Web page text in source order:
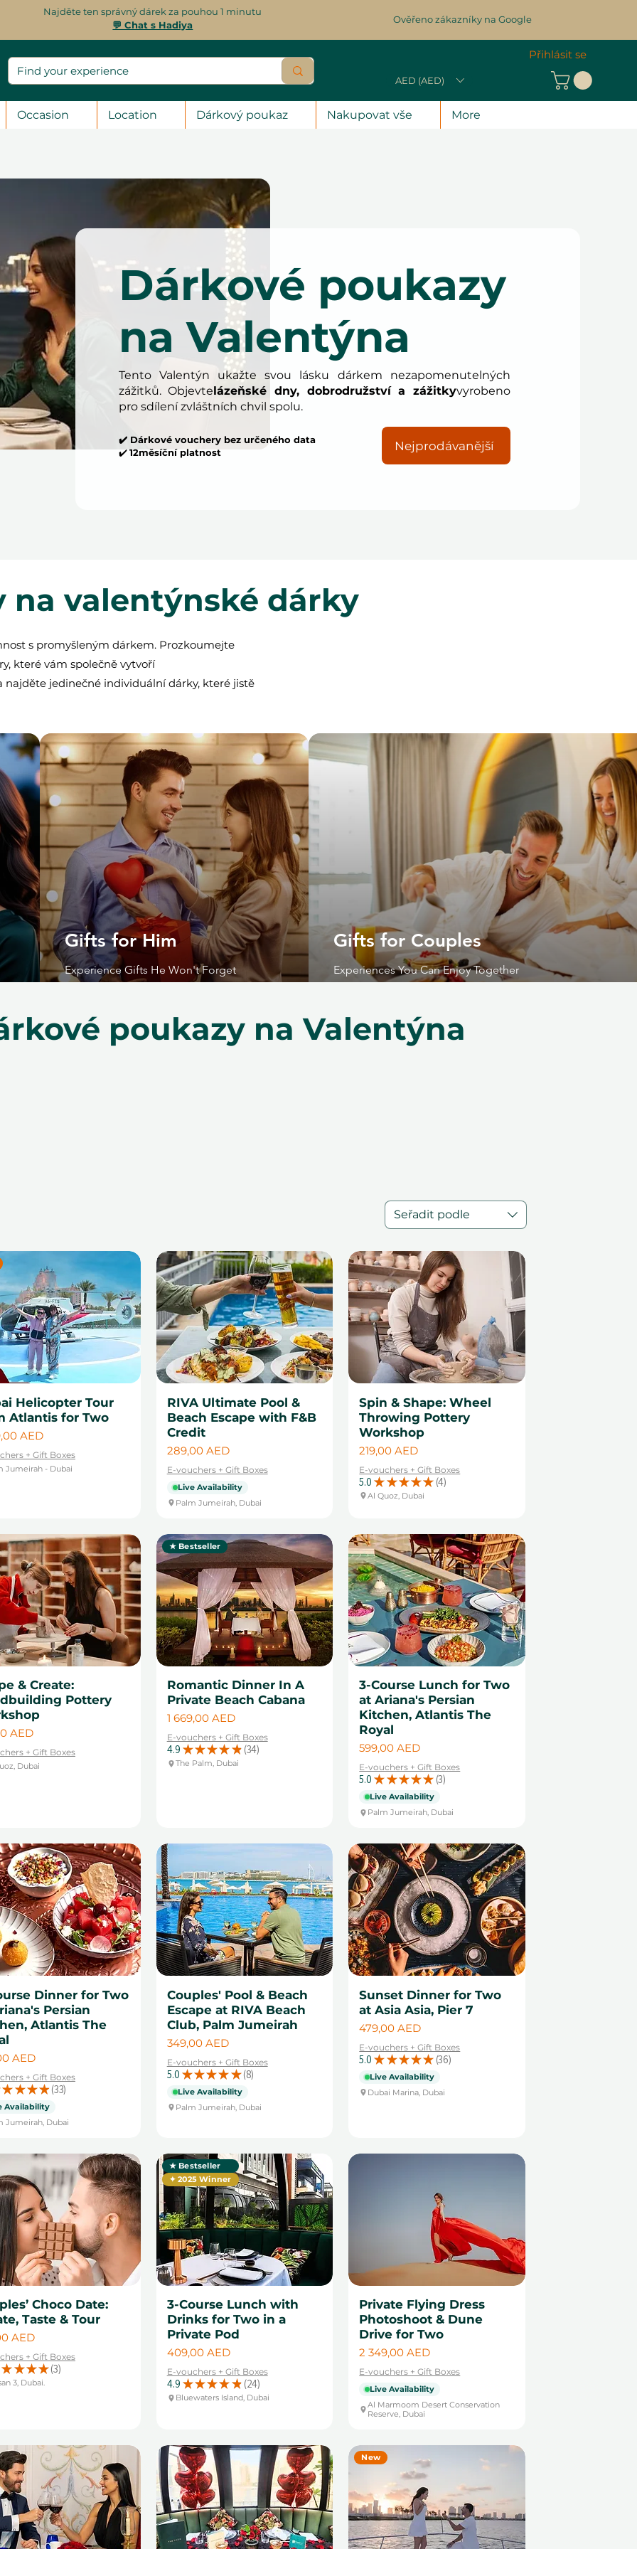
Najděte ten správný dárek za pouhou 1 minutu
💬 Chat s Hadiya
Ověřeno zákazníky na Google
AED (AED)
Přihlásit se
Occasion Location Dárkový poukaz Nakupovat vše More
Dárkové poukazy
na Valentýna
Tento Valentýn ukažte svou lásku dárkem nezapomenutelných
zážitků. Objevtelázeňské dny, dobrodružství a zážitkyvyrobeno
pro sdílení zvláštních chvil spolu.
✔️ Dárkové vouchery bez určeného data
✔️12měsíční platnost Nejprodávanější
na valentýnské dárky
s promyšleným dárkem. Prozkoumejte
které vám společně vytvoří
jedinečné individuální dárky, které jistě
Gifts for Him
Experience Gifts He Won't Forget
Gifts for Couples
Experiences You Can Enjoy Together
poukazy na Valentýna
Seřadit podle
Helicopter Tour
Atlantis for Two
AED
+ Gift Boxes
Jumeirah - Dubai
RIVA Ultimate Pool &
Beach Escape with F&B
Credit
Cena
289,00 AED
E-vouchers + Gift Boxes
Live Availability
Palm Jumeirah, Dubai
Spin & Shape: Wheel
Throwing Pottery
Workshop
Cena
219,00 AED
E-vouchers + Gift Boxes
5.0 ★ ★ ★ ★ ★ 4
4
Al Quoz, Dubai
& Create:
Pottery
AED
+ Gift Boxes
Dubai
★ Bestseller
Romantic Dinner In A
Private Beach Cabana
Cena
1 669,00 AED
E-vouchers + Gift Boxes
4.9 ★ ★ ★ ★ ★ 34
34
The Palm, Dubai
3-Course Lunch for Two
at Ariana's Persian
Kitchen, Atlantis The
Royal
Cena
599,00 AED
E-vouchers + Gift Boxes
5.0 ★ ★ ★ ★ ★ 3
3
Live Availability
Palm Jumeirah, Dubai
Dinner for Two
Persian
Atlantis The
AED
+ Gift Boxes
★ ★ ★ ★ 33
33
Availability
Jumeirah, Dubai
Couples' Pool & Beach
Escape at RIVA Beach
Club, Palm Jumeirah
Cena
349,00 AED
E-vouchers + Gift Boxes
5.0 ★ ★ ★ ★ ★ 8
8
Live Availability
Palm Jumeirah, Dubai
Sunset Dinner for Two
at Asia Asia, Pier 7
Cena
479,00 AED
E-vouchers + Gift Boxes
5.0 ★ ★ ★ ★ ★ 36
36
Live Availability
Dubai Marina, Dubai
Choco Date:
Taste & Tour
AED
+ Gift Boxes
★ ★ ★ ★ 3
3
3, Dubai.
★ Bestseller
✦ 2025 Winner
3-Course Lunch with
Drinks for Two in a
Private Pod
Cena
409,00 AED
E-vouchers + Gift Boxes
4.9 ★ ★ ★ ★ ★ 24
24
Bluewaters Island, Dubai
Private Flying Dress
Photoshoot & Dune
Drive for Two
Cena
2 349,00 AED
E-vouchers + Gift Boxes
Live Availability
Al Marmoom Desert Conservation
Reserve, Dubai
New